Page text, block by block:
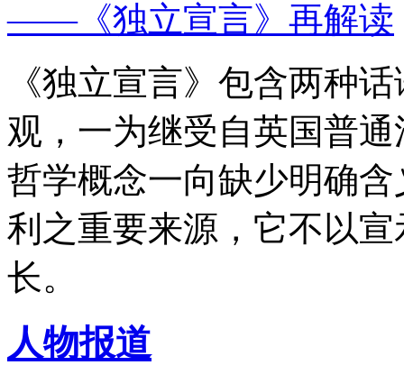
——《独立宣言》再解读
《独立宣言》包含两种
观，一为继受自英国普
哲学概念一向缺少明确
利之重要来源，它不以
长。
人物报道